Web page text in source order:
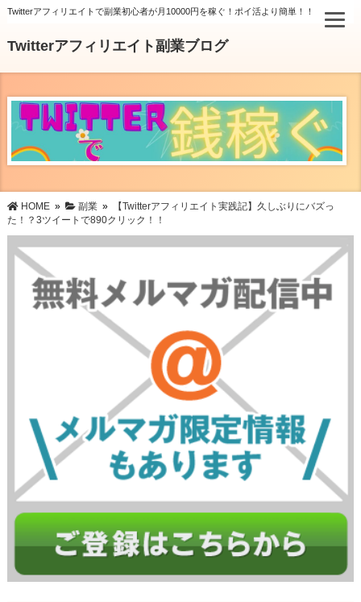
Twitterアフィリエイトで副業初心者が月10000円を稼ぐ！ポイ活より簡単！！
Twitterアフィリエイト副業ブログ
HOME» 副業»
【Twitterアフィリエイト実践記】久しぶりにバズっ
た！？3ツイートで890クリック！！